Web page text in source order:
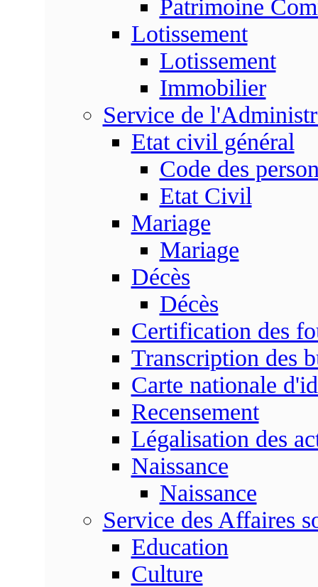
Patrimoine
Lotissement
Lotissement
Immobilier
Service de
Etat civil général
Code des
Etat Civil
Mariage
Mariage
Décès
Décès
Certification des
Transcription des
Carte nationale
Recensement
Légalisation des
Naissance
Naissance
Service des Affaires
Education
Culture